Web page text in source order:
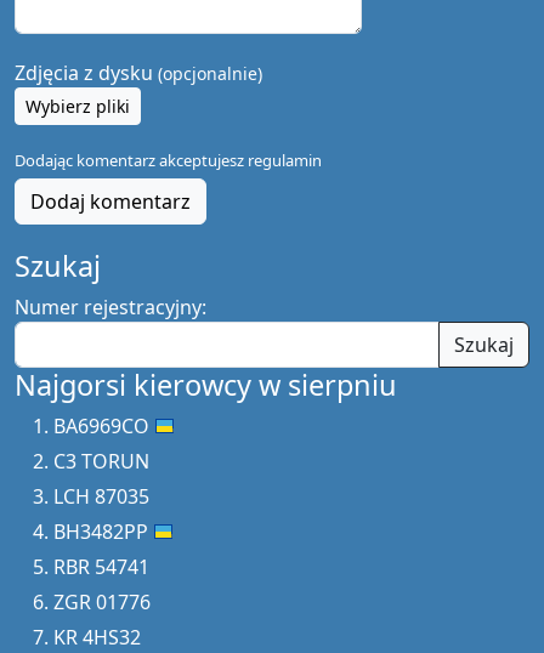
Zdjęcia z dysku (opcjonalnie)
Wybierz pliki
Dodając komentarz akceptujesz regulamin
Dodaj komentarz
Szukaj
Numer rejestracyjny:
Szukaj
Najgorsi kierowcy w sierpniu
BA6969CO
C3 TORUN
LCH 87035
BH3482PP
RBR 54741
ZGR 01776
KR 4HS32